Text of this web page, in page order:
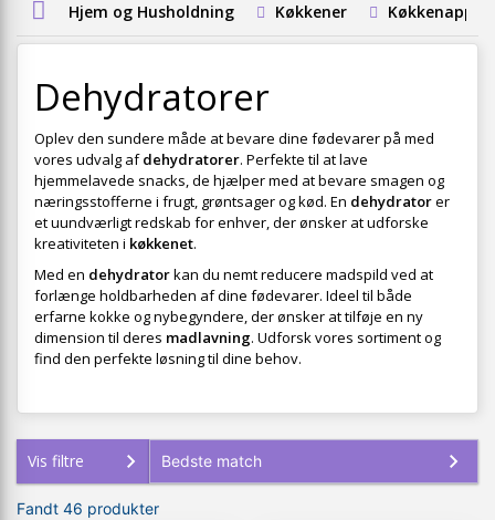
Hjem og Husholdning Køkkener
Dehydratorer
Oplev den sundere måde at bevare dine fødevarer på med
vores udvalg afdehydratorer. Perfekte til at lave
hjemmelavede snacks, de hjælper med at bevare smagen og
næringsstofferne i frugt, grøntsager og kød. En dehydratorer
et uundværligt redskab for enhver, der ønsker at udforske
kreativiteten i køkkenet.
Med en dehydratorkan du nemt reducere madspild ved at
forlænge holdbarheden af dine fødevarer. Ideel til både
erfarne kokke og nybegyndere, der ønsker at tilføje en ny
dimension til deres madlavning. Udforsk vores sortiment og
find den perfekte løsning til dine behov.
Vis filtre
Fandt 46 produkter